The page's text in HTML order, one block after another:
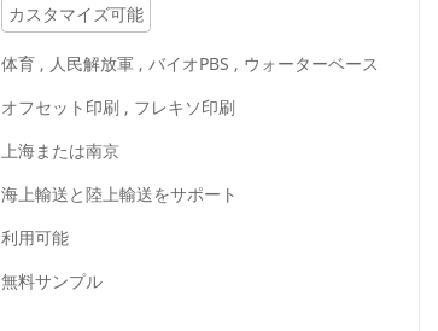
カスタマイズ可能
体育 , 人民解放軍 , バイオPBS , ウォーターベース
オフセット印刷 , フレキソ印刷
上海または南京
海上輸送と陸上輸送をサポート
利用可能
無料サンプル